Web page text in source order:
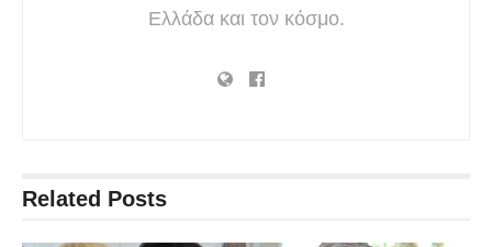
Ελλάδα και τον κόσμο.
Related Posts